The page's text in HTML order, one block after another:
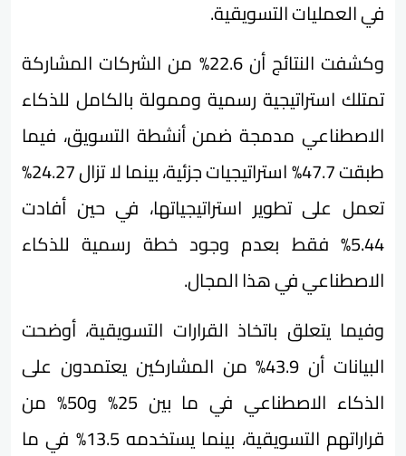
في العمليات التسويقية.
وكشفت النتائج أن 22.6% من الشركات المشاركة
تمتلك استراتيجية رسمية وممولة بالكامل للذكاء
الاصطناعي مدمجة ضمن أنشطة التسويق، فيما
طبقت 47.7% استراتيجيات جزئية، بينما لا تزال 24.27%
تعمل على تطوير استراتيجياتها، في حين أفادت
5.44% فقط بعدم وجود خطة رسمية للذكاء
الاصطناعي في هذا المجال.
وفيما يتعلق باتخاذ القرارات التسويقية، أوضحت
البيانات أن 43.9% من المشاركين يعتمدون على
الذكاء الاصطناعي في ما بين 25% و50% من
قراراتهم التسويقية، بينما يستخدمه 13.5% في ما